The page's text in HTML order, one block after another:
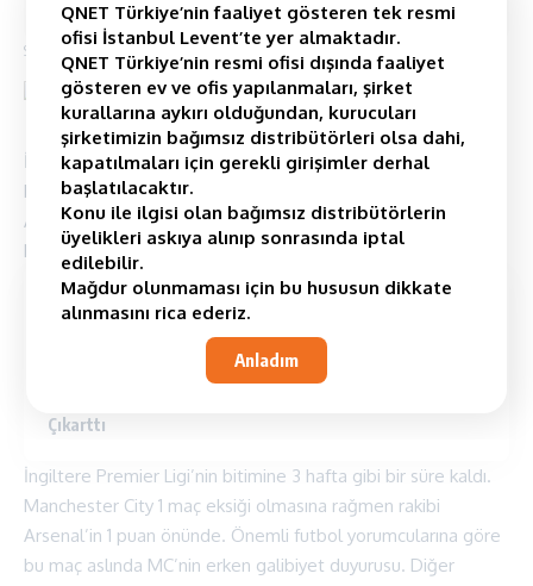
Son güncelleme: August 20, 2025 12:11 pm
2 Minimum Okuma
İngiltere Premier Ligi bu hafta heyecanlı bir haftayı geride
bıraktı.Manchester City
Arsenal’i de geçtiğimiz hafta yenerek tekrardan liderlik
koltuğuna oturdu.
Contents
İlker Gündoğan Geceye Damgasını Vurdu
Çıkarttı
İngiltere Premier Ligi’nin bitimine 3 hafta gibi bir süre kaldı.
Manchester City 1 maç eksiği olmasına rağmen rakibi
Arsenal’in 1 puan önünde. Önemli futbol yorumcularına göre
bu maç aslında MC’nin erken galibiyet duyurusu. Diğer
QNET Türkiye’nin faaliyet gösteren tek resmi
ofisi İstanbul Levent’te yer almaktadır.
QNET Türkiye’nin resmi ofisi dışında faaliyet
gösteren ev ve ofis yapılanmaları, şirket
kurallarına aykırı olduğundan, kurucuları
şirketimizin bağımsız distribütörleri olsa dahi,
kapatılmaları için gerekli girişimler derhal
başlatılacaktır.
Konu ile ilgisi olan bağımsız distribütörlerin
üyelikleri askıya alınıp sonrasında iptal
edilebilir.
Mağdur olunmaması için bu hususun dikkate
alınmasını rica ederiz.
Anladım